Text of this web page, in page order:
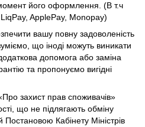
його оформлення. (В т.ч
ApplePay, Monopay)
вашу повну задоволеність
що іноді можуть виникати
допомога або заміна
та пропонуємо вигідні
захист прав споживачів»
що не підлягають обміну
Кабінету Міністрів